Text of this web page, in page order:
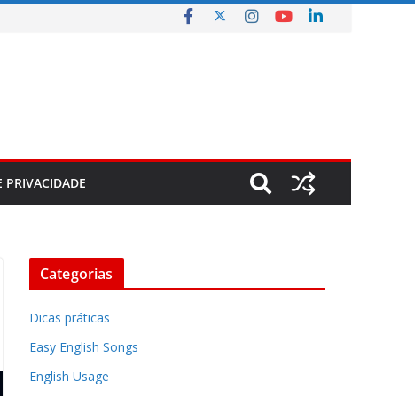
PRIVACIDADE
Categorias
Dicas práticas
Easy English Songs
English Usage